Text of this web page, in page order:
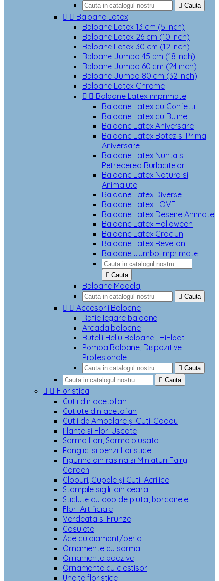
 Cauta
  Baloane Latex
Baloane Latex 13 cm (5 inch)
Baloane Latex 26 cm (10 inch)
Baloane Latex 30 cm (12 inch)
Baloane Jumbo 45 cm (18 inch)
Baloane Jumbo 60 cm (24 inch)
Baloane Jumbo 80 cm (32 inch)
Baloane Latex Chrome
  Baloane Latex imprimate
Baloane Latex cu Confetti
Baloane Latex cu Buline
Baloane Latex Aniversare
Baloane Latex Botez si Prima
Aniversare
Baloane Latex Nunta si
Petrecerea Burlacitelor
Baloane Latex Natura si
Animalute
Baloane Latex Diverse
Baloane Latex LOVE
Baloane Latex Desene Animate
Baloane Latex Halloween
Baloane Latex Craciun
Baloane Latex Revelion
Baloane Jumbo Imprimate
 Cauta
Baloane Modelaj
 Cauta
  Accesorii Baloane
Rafie legare baloane
Arcada baloane
Butelii Heliu Baloane , HiFloat
Pompa Baloane, Dispozitive
Profesionale
 Cauta
 Cauta
  Floristica
Cutii din acetofan
Cutiute din acetofan
Cutii de Ambalare și Cutii Cadou
Plante si Flori Uscate
Sarma flori, Sarma plusata
Panglici si benzi floristice
Figurine din rasina si Miniaturi Fairy
Garden
Globuri, Cupole și Cutii Acrilice
Stampile sigilii din ceara
Sticlute cu dop de pluta, borcanele
Flori Artificiale
Verdeata si Frunze
Cosulete
Ace cu diamant/perla
Ornamente cu sarma
Ornamente adezive
Ornamente cu clestisor
Unelte floristice